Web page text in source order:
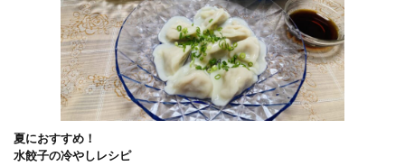
夏におすすめ！
水餃子の冷やしレシピ